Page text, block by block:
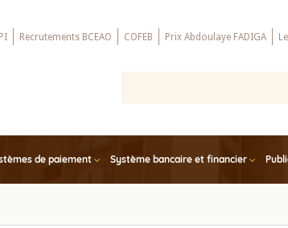
Recrutements BCEAO COFEB Prix Abdoulaye FADIGA
de paiement Système bancaire et financier